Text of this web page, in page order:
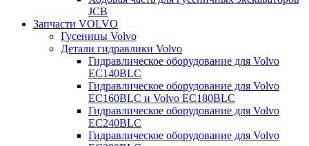
JCB
Запчасти VOLVO
Гусеницы Volvo
Детали гидравлики Volvo
Гидравлическое оборудование для Volvo
EC140BLC
Гидравлическое оборудование для Volvo
EC160BLC и Volvo EC180BLC
Гидравлическое оборудование для Volvo
EC240BLC
Гидравлическое оборудование для Volvo